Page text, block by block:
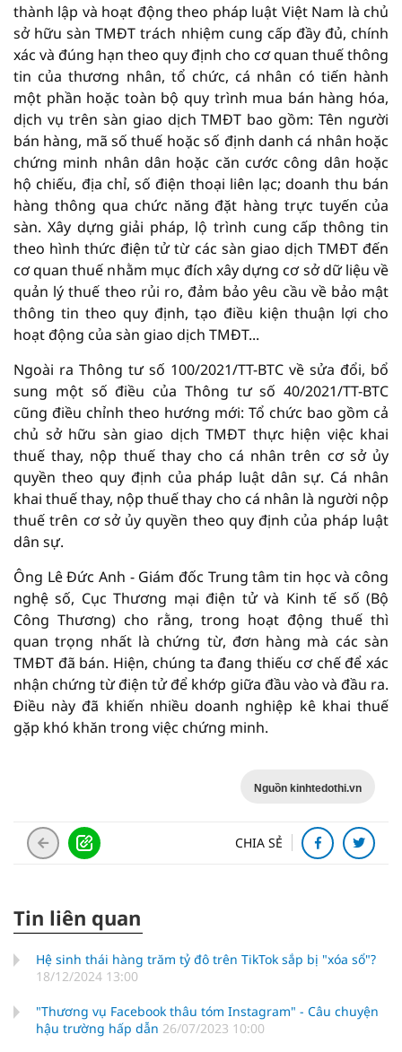
thành lập và hoạt động theo pháp luật Việt Nam là chủ
sở hữu sàn TMĐT trách nhiệm cung cấp đầy đủ, chính
xác và đúng hạn theo quy định cho cơ quan thuế thông
tin của thương nhân, tổ chức, cá nhân có tiến hành
một phần hoặc toàn bộ quy trình mua bán hàng hóa,
dịch vụ trên sàn giao dịch TMĐT bao gồm: Tên người
bán hàng, mã số thuế hoặc số định danh cá nhân hoặc
chứng minh nhân dân hoặc căn cước công dân hoặc
hộ chiếu, địa chỉ, số điện thoại liên lạc; doanh thu bán
hàng thông qua chức năng đặt hàng trực tuyến của
sàn. Xây dựng giải pháp, lộ trình cung cấp thông tin
theo hình thức điện tử từ các sàn giao dịch TMĐT đến
cơ quan thuế nhằm mục đích xây dựng cơ sở dữ liệu về
quản lý thuế theo rủi ro, đảm bảo yêu cầu về bảo mật
thông tin theo quy định, tạo điều kiện thuận lợi cho
hoạt động của sàn giao dịch TMĐT...
Ngoài ra Thông tư số 100/2021/TT-BTC về sửa đổi, bổ
sung một số điều của Thông tư số 40/2021/TT-BTC
cũng điều chỉnh theo hướng mới: Tổ chức bao gồm cả
chủ sở hữu sàn giao dịch TMĐT thực hiện việc khai
thuế thay, nộp thuế thay cho cá nhân trên cơ sở ủy
quyền theo quy định của pháp luật dân sự. Cá nhân
khai thuế thay, nộp thuế thay cho cá nhân là người nộp
thuế trên cơ sở ủy quyền theo quy định của pháp luật
dân sự.
Ông Lê Đức Anh - Giám đốc Trung tâm tin học và công
nghệ số, Cục Thương mại điện tử và Kinh tế số (Bộ
Công Thương) cho rằng, trong hoạt động thuế thì
quan trọng nhất là chứng từ, đơn hàng mà các sàn
TMĐT đã bán. Hiện, chúng ta đang thiếu cơ chế để xác
nhận chứng từ điện tử để khớp giữa đầu vào và đầu ra.
Điều này đã khiến nhiều doanh nghiệp kê khai thuế
gặp khó khăn trong việc chứng minh.
Nguồn kinhtedothi.vn
CHIA SẺ
Tin liên quan
Hệ sinh thái hàng trăm tỷ đô trên TikTok sắp bị "xóa sổ"?
18/12/2024 13:00
"Thương vụ Facebook thâu tóm Instagram" - Câu chuyện
hậu trường hấp dẫn 26/07/2023 10:00